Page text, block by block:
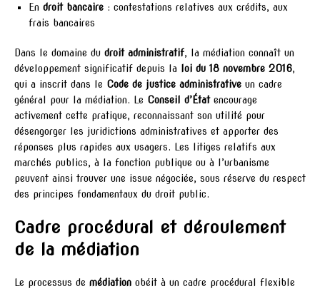
En droit bancaire : contestations relatives aux crédits, aux
frais bancaires
Dans le domaine du droit administratif, la médiation connaît un
développement significatif depuis la
loi du 18 novembre 2016,
qui a inscrit dans le Code de justice administrative un cadre
général pour la médiation. Le Conseil d’Étatencourage
activement cette pratique, reconnaissant son utilité pour
désengorger les juridictions administratives et apporter des
réponses plus rapides aux usagers. Les litiges relatifs aux
marchés publics, à la fonction publique ou à l’urbanisme
peuvent ainsi trouver une issue négociée, sous réserve du respect
des principes fondamentaux du droit public.
Cadre procédural et déroulement
de la médiation
Le processus de médiation obéit à un cadre procédural flexible